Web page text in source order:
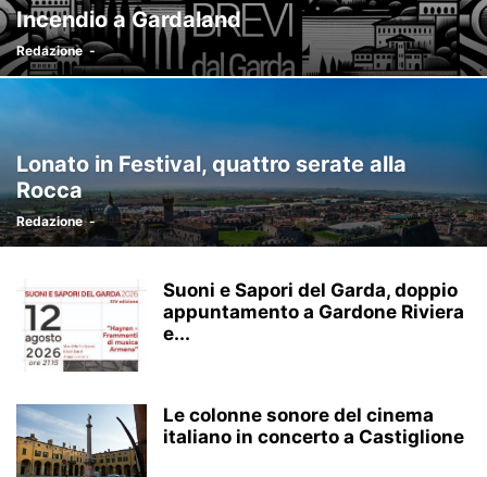
Incendio a Gardaland
Redazione -
Lonato in Festival, quattro serate alla
Rocca
Redazione -
Suoni e Sapori del Garda, doppio
appuntamento a Gardone Riviera
e...
Le colonne sonore del cinema
italiano in concerto a Castiglione